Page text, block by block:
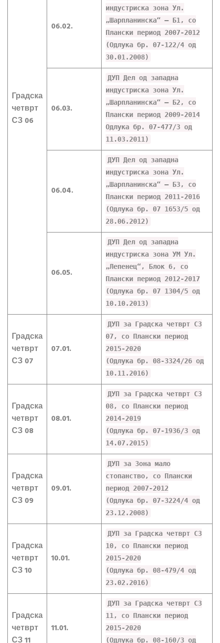
Градска
четврт
СЗ 06
06.02.
индустриска зона Ул.
„Шарпланинска“ – Б1, со
Плански период 2007-2012
(Одлука бр. 07-122/4 од
30.01.2008)
06.03.
ДУП Дел од западна
индустриска зона Ул.
„Шарпланинска“ – Б2, со
Плански период 2009-2014
Одлука бр. 07-477/3 од
11.03.2011)
06.04.
ДУП Дел од западна
индустриска зона Ул.
„Шарпланинска“ – Б3, со
Плански период 2011-2016
(Одлука бр. 07 1653/5 од
28.06.2012)
06.05.
ДУП Дел од западна
индустриска зона УМ Ул.
„Лепенец“, Блок 6, со
Плански период 2012-2017
(Одлука бр. 07 1304/5 од
10.10.2013)
Градска
четврт
СЗ 07
07.01.
ДУП за Градска четврт СЗ
07, со Плански период
2015-2020
(Одлука бр. 08-3324/26 од
10.11.2016)
Градска
четврт
СЗ 08
08.01.
ДУП за Градска четврт СЗ
08, со Плански период
2014-2019
(Одлука бр. 07-1936/3 од
14.07.2015)
Градска
четврт
СЗ 09
09.01.
ДУП за Зона мало
стопанство, со Плански
период 2007-2012
(Одлука бр. 07-3224/4 од
23.12.2008)
Градска
четврт
СЗ 10
10.01.
ДУП за Градска четврт СЗ
10, со Плански период
2015-2020
(Одлука бр. 08-479/4 од
23.02.2016)
Градска
четврт
11.01.
ДУП за Градска четврт СЗ
11, со Плански период
2015-2020
(Одлука бр. 08-160/3 од